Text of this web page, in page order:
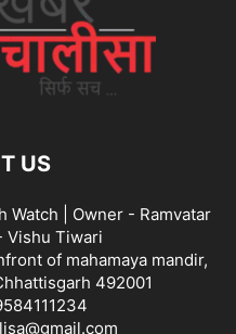
US
Watch | Owner - Ramvatar
Vishu Tiwari
of mahamaya mandir,
492001